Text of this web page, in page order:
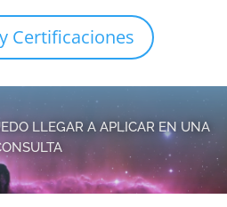
Certificaciones
LLEGAR A APLICAR EN UNA